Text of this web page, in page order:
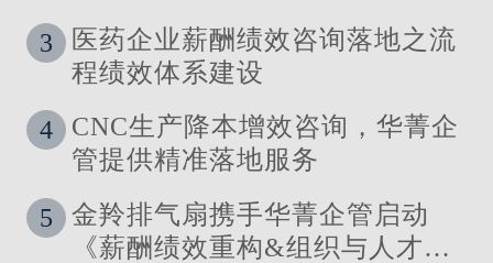
3
医药企业薪酬绩效咨询落地之流
程绩效体系建设
4
CNC生产降本增效咨询，华菁企
管提供精准落地服务
5
金羚排气扇携手华菁企管启动
《薪酬绩效重构&组织与人才发